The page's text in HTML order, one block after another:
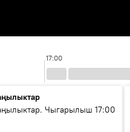
17:00
Чыгарылыш 17:00